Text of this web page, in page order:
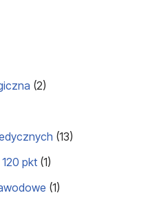
(2)
(13)
pkt (1)
(1)